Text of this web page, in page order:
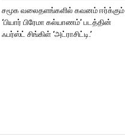
சமூக வலைதளங்களில் கவனம் ஈர்க்கும்
‘பியார் பிரேமா கல்யாணம்’ படத்தின்
ஃபர்ஸ்ட் சிங்கிள் ‘அட்ராசிட்டி.’